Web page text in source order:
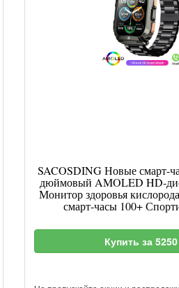
SACOSDING Новые смарт-
дюймовый AMOLED HD-
Монитор здоровья
смарт-часы 100+
Купить за